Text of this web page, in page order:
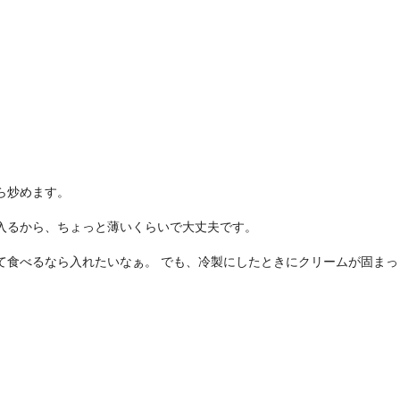
めます。
から、ちょっと薄いくらいで大丈夫です。
べるなら入れたいなぁ。 でも、冷製にしたときにクリームが固まっ